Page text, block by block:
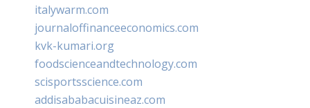
italywarm.com
journaloffinanceeconomics.com
kvk-kumari.org
foodscienceandtechnology.com
scisportsscience.com
addisababacuisineaz.com